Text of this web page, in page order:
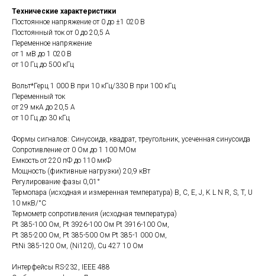
Технические характеристики
Постоянное напряжение от 0 до ±1 020 В
Постоянный ток от 0 до 20,5 А
Переменное напряжение
от 1 мВ до 1 020 В
от 10 Гц до 500 кГц
Вольт*Герц 1 000 В при 10 кГц/330 В при 100 кГц
Переменный ток
от 29 мкА до 20,5 А
от 10 Гц до 30 кГц
Формы сигналов: Синусоида, квадрат, треугольник, усеченная синусоида
Сопротивление от 0 Ом до 1 100 МОм
Емкость от 220 пФ до 110 мкФ
Мощность (фиктивные нагрузки) 20,9 кВт
Регулирование фазы 0,01°
Термопара (исходная и измеренная температура) B, C, E, J, K L N R, S, T, U
10 мкВ/°C
Термометр сопротивления (исходная температура)
Pt 385-100 Ом, Pt 3926-100 Ом Pt 3916-100 Ом,
Pt 385-200 Ом, Pt 385-500 Ом Pt 385-1 000 Ом,
PtNi 385-120 Ом, (Ni120), Cu 427 10 Ом
Интерфейсы RS-232, IEEE 488